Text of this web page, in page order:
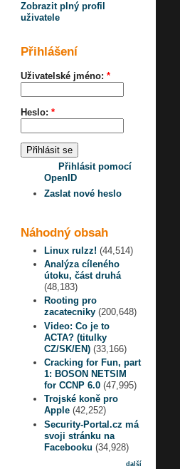
Zobrazit plný profil
uživatele
Přihlášení
Uživatelské jméno: *
Heslo: *
Přihlásit pomocí
OpenID
Zaslat nové heslo
Náhodný obsah
Linux rulzz! (44,514)
Analýza cíleného
útoku, část druhá
(48,183)
Rooting pro
zacatecniky (200,648)
Video: Co je to
ACTA? (titulky
CZ/SK/EN) (33,166)
Cracking for Fun, part
1: BOSON NETSIM
for CCNP 6.0 (47,995)
Trojské koně pro
Apple (42,252)
Security-Portal.cz má
svoji stránku na
Facebooku (34,928)
další